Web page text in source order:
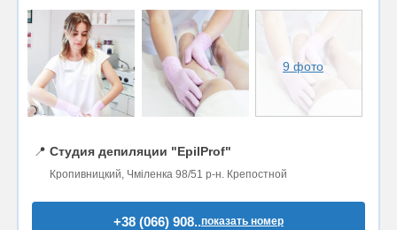
9 фото
📍 Студия депиляции "EpilProf"
Кропивницкий, Чміленка 98/51 р-н. Крепостной
+38 (066) 908..показать номер